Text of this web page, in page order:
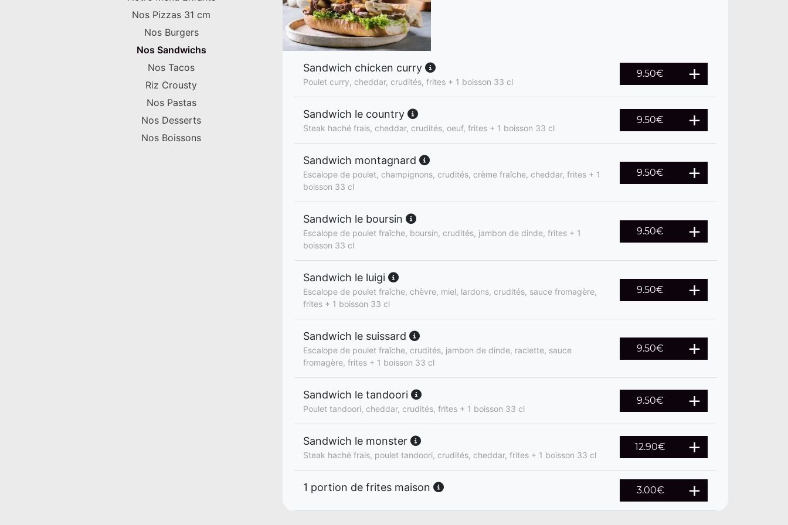
Nos Pizzas 31 cm
Nos Burgers
Nos Sandwichs
Nos Tacos
Riz Crousty
Nos Pastas
Nos Desserts
Nos Boissons
Sandwich chicken curry
Poulet curry, cheddar, crudités, frites + 1 boisson 33 cl
9.50€
Sandwich le country
Steak haché frais, cheddar, crudités, oeuf, frites + 1 boisson 33 cl
9.50€
Sandwich montagnard
Escalope de poulet, champignons, crudités, crème fraîche, cheddar, frites + 1
boisson 33 cl
9.50€
Sandwich le boursin
Escalope de poulet fraîche, boursin, crudités, jambon de dinde, frites + 1
boisson 33 cl
9.50€
Sandwich le luigi
Escalope de poulet fraîche, chèvre, miel, lardons, crudités, sauce fromagère,
frites + 1 boisson 33 cl
9.50€
Sandwich le suissard
Escalope de poulet fraîche, crudités, jambon de dinde, raclette, sauce
fromagère, frites + 1 boisson 33 cl
9.50€
Sandwich le tandoori
Poulet tandoori, cheddar, crudités, frites + 1 boisson 33 cl
9.50€
Sandwich le monster
Steak haché frais, poulet tandoori, crudités, cheddar, frites + 1 boisson 33 cl
12.90€
1 portion de frites maison 3.00€